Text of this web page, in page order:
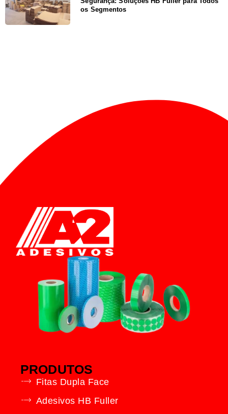
os Segmentos
PRODUTOS
Fitas Dupla Face
Adesivos HB Fuller